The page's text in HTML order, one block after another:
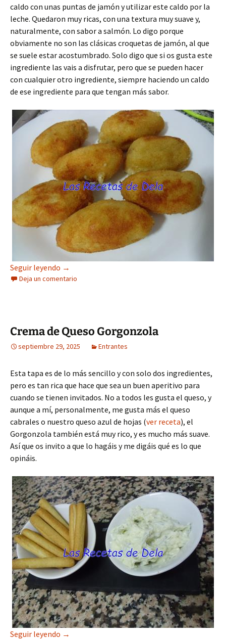
caldo con unas puntas de jamón y utilizar este caldo por la
leche. Quedaron muy ricas, con una textura muy suave y,
naturalmente, con sabor a salmón. Lo digo porque
obviamente no son las clásicas croquetas de jamón, al que
se suele estar acostumbrado. Solo digo que si os gusta este
ingrediente las vais a disfrutar, pero que se pueden hacer
con cualquier otro ingrediente, siempre haciendo un caldo
de ese ingrediente para que tengan más sabor.
Seguir leyendo Croquetas de Salmón sin Leche
→
Deja un comentario
Crema de Queso Gorgonzola
septiembre 29, 2025 Entrantes
Esta tapa es de lo más sencillo y con solo dos ingredientes,
pero es tan rica que hace que sea un buen aperitivo para
cuando se tienen invitados. No a todos les gusta el queso, y
aunque a mí, personalmente, me gusta más el queso
cabrales o nuestro queso azul de hojas (ver receta), el
Gorgonzola también está muy rico, y es mucho más suave.
Así que os invito a que lo hagáis y me digáis qué es lo que
opináis.
Seguir leyendo Crema de Queso Gorgonzola
→